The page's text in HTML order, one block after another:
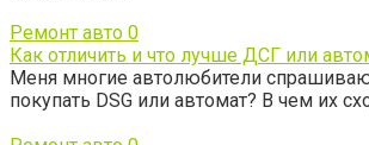
Ремонт авто 0
Как отличить и что лучше ДСГ или
Меня многие автолюбители
покупать DSG или автомат? В чем их